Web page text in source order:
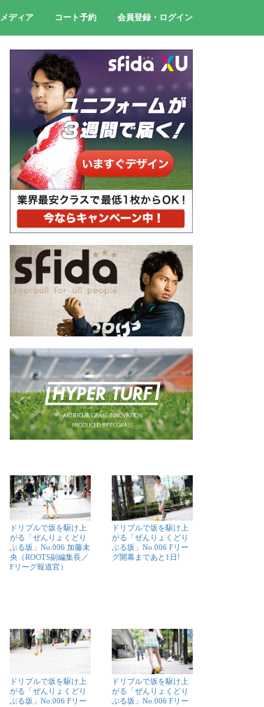
メディア コート予約 会員登録・ログイン
ドリブルで坂を駆け上
がる「ぜんりょくどり
ぶる坂」No.006 加藤未
央（ROOTS副編集長／
Fリーグ報道官）
ドリブルで坂を駆け上
がる「ぜんりょくどり
ぶる坂」No.006 Fリー
グ開幕まであと1日!
ドリブルで坂を駆け上
がる「ぜんりょくどり
ぶる坂」No.006 Fリー
ドリブルで坂を駆け上
がる「ぜんりょくどり
ぶる坂」No.006 Fリー